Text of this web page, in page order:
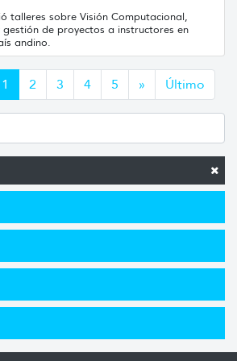
talleres sobre Visión Computacional,
de proyectos a instructores en
andino.
1 2 3 4 5 » Siguiente
Último